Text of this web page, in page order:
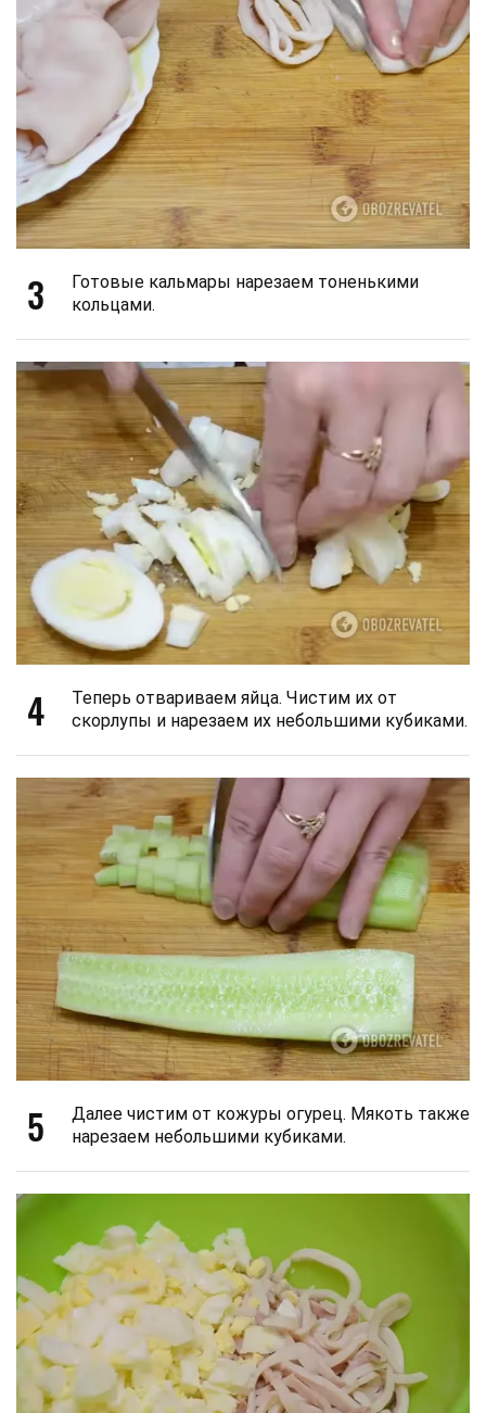
3
Готовые кальмары нарезаем тоненькими
кольцами.
4
Теперь отвариваем яйца. Чистим их от
скорлупы и нарезаем их небольшими кубиками.
5
Далее чистим от кожуры огурец. Мякоть также
нарезаем небольшими кубиками.